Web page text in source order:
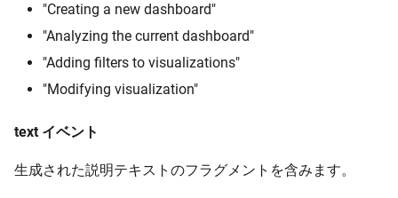
"Creating a new dashboard"
"Analyzing the current dashboard"
"Adding filters to visualizations"
"Modifying visualization"
text イベント
生成された説明テキストのフラグメントを含みます。